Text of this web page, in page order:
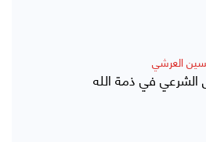
العرشي
الشرعي في ذمة الله